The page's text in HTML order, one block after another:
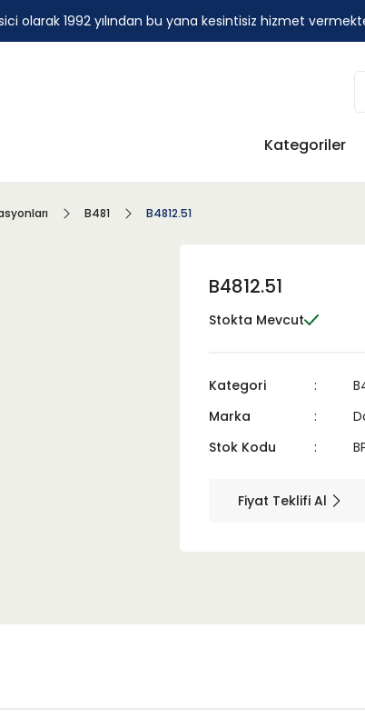
olarak 1992 yılından bu yana kesintisiz hizmet
Kategoriler
B481 B4812.51
B4812.51
Stokta Mevcut
Kategori
Marka
Stok Kodu
Fiyat Teklifi Al